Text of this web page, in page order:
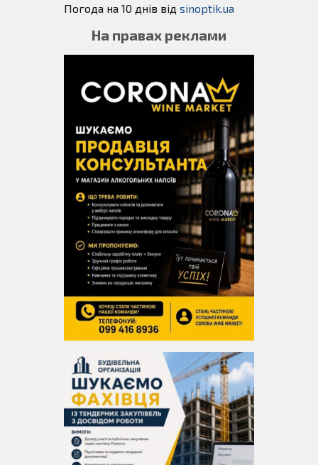
Погода на 10 днів від sinoptik.ua
На правах реклами